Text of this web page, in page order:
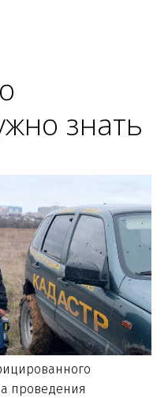
знать
проведения